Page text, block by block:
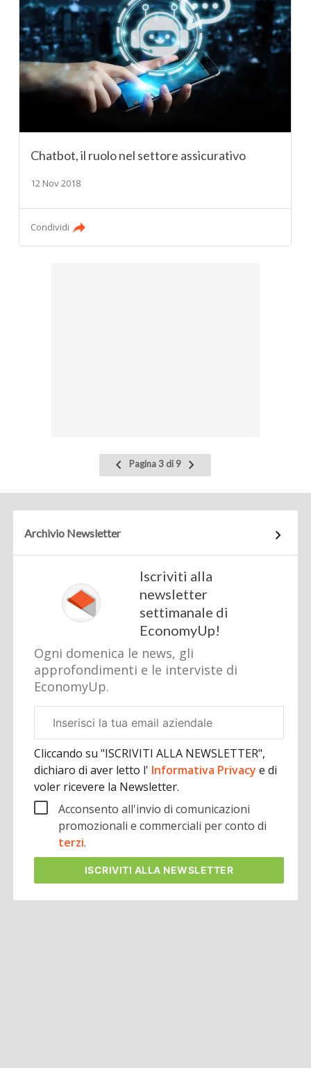
Chatbot, il ruolo nel settore assicurativo
12 Nov 2018
Condividi
Pagina
precedente
Pagina 3 di 9
Pagina
successiva
Archivio Newsletter
Iscriviti alla
newsletter
settimanale di
EconomyUp!
Ogni domenica le news, gli
approfondimenti e le interviste di
EconomyUp.
aziendale
Cliccando su "ISCRIVITI ALLA NEWSLETTER",
dichiaro di aver letto l' Informativa Privacye di
voler ricevere la Newsletter.
Acconsento all'invio di comunicazioni
promozionali e commerciali per conto di
terzi.
ISCRIVITI ALLA NEWSLETTER